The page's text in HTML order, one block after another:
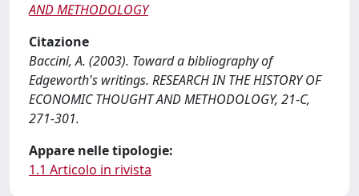
AND METHODOLOGY
Citazione
Baccini, A. (2003). Toward a bibliography of
Edgeworth's writings. RESEARCH IN THE HISTORY OF
ECONOMIC THOUGHT AND METHODOLOGY, 21-C,
271-301.
Appare nelle tipologie:
1.1 Articolo in rivista